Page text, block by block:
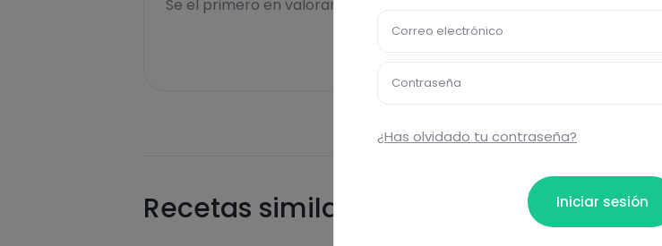
Se el primero en valorar esta receta...
Recetas similares
Correo electrónico
Contraseña
¿Has olvidado tu contraseña?
Iniciar sesión